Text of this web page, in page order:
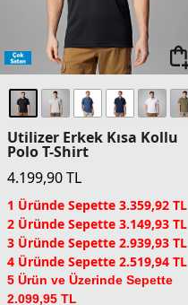
Utilizer Erkek Kısa Kollu
Polo T-Shirt
4.199,90TL
1 Üründe Sepette 3.359,92 TL
2 Üründe Sepette 3.149,93 TL
3 Üründe Sepette 2.939,93 TL
4 Üründe Sepette 2.519,94 TL
5 Ürün ve Üzerinde Sepette
2.099,95 TL